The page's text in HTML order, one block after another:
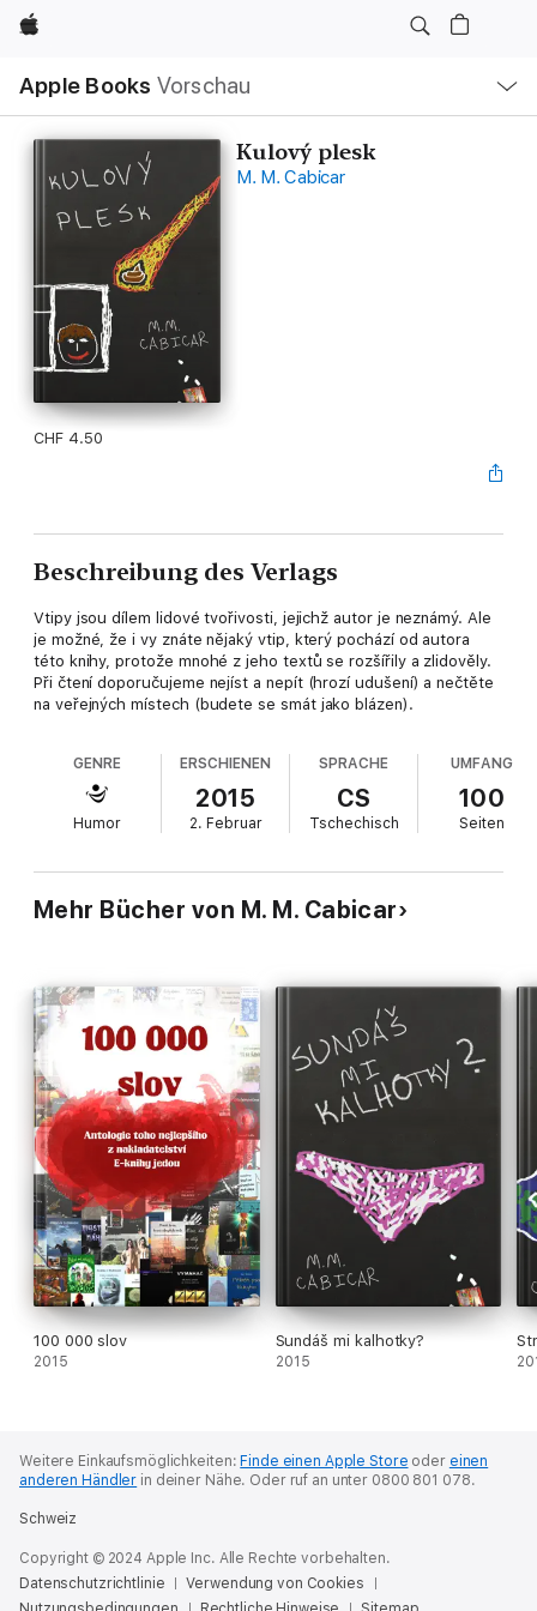
Apple
Apple Books Vorschau
Navigation
Menü
öffnen
Kulový plesk
M. M. Cabicar
CHF 4.50
Beschreibung des Verlags
Vtipy jsou dílem lidové tvořivosti, jejichž autor je neznámý. Ale
je možné, že i vy znáte nějaký vtip, který pochází od autora
této knihy, protože mnohé z jeho textů se rozšířily a zlidověly.
Při čtení doporučujeme nejíst a nepít (hrozí udušení) a nečtěte
na veřejných místech (budete se smát jako blázen).
GENRE
Humor
ERSCHIENEN
2015
2. Februar
SPRACHE
CS
Tschechisch
UMFANG
100
Seiten
Mehr Bücher von M. M. Cabicar
100 000 slov
2015
Sundáš mi kalhotky?
2015
Weitere Einkaufsmöglichkeiten: Finde einen Apple Store oder einen
anderen Händler in deiner Nähe. Oder ruf an unter 0800 801 078.
Schweiz
Copyright © 2024 Apple Inc. Alle Rechte vorbehalten.
Datenschutzrichtlinie
Verwendung von Cookies